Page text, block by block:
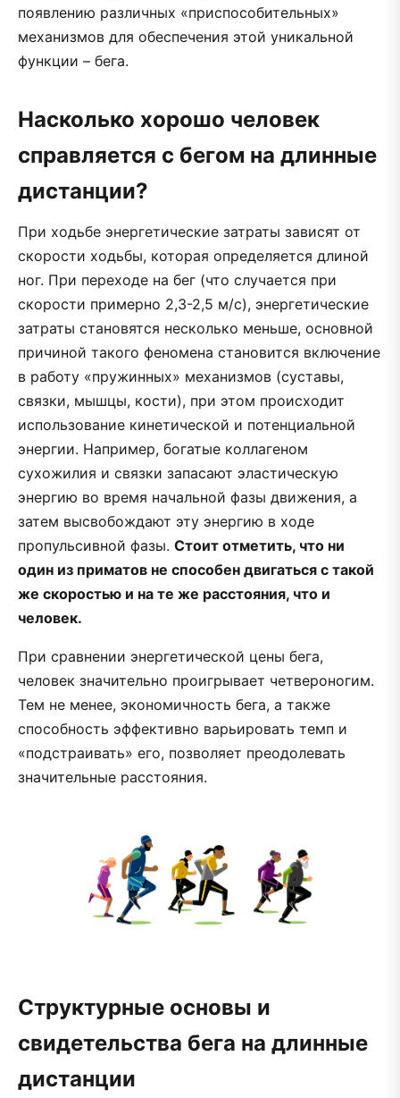
появлению различных «приспособительных»
механизмов для обеспечения этой уникальной
функции – бега.
Насколько хорошо человек
справляется с бегом на длинные
дистанции?
При ходьбе энергетические затраты зависят от
скорости ходьбы, которая определяется длиной
ног. При переходе на бег (что случается при
скорости примерно 2,3-2,5 м/с), энергетические
затраты становятся несколько меньше, основной
причиной такого феномена становится включение
в работу «пружинных» механизмов (суставы,
связки, мышцы, кости), при этом происходит
использование кинетической и потенциальной
энергии. Например, богатые коллагеном
сухожилия и связки запасают эластическую
энергию во время начальной фазы движения, а
затем высвобождают эту энергию в ходе
пропульсивной фазы. Стоит отметить, что ни
один из приматов не способен двигаться с такой
же скоростью и на те же расстояния, что и
человек.
При сравнении энергетической цены бега,
человек значительно проигрывает четвероногим.
Тем не менее, экономичность бега, а также
способность эффективно варьировать темп и
«подстраивать» его, позволяет преодолевать
значительные расстояния.
Структурные основы и
свидетельства бега на длинные
дистанции